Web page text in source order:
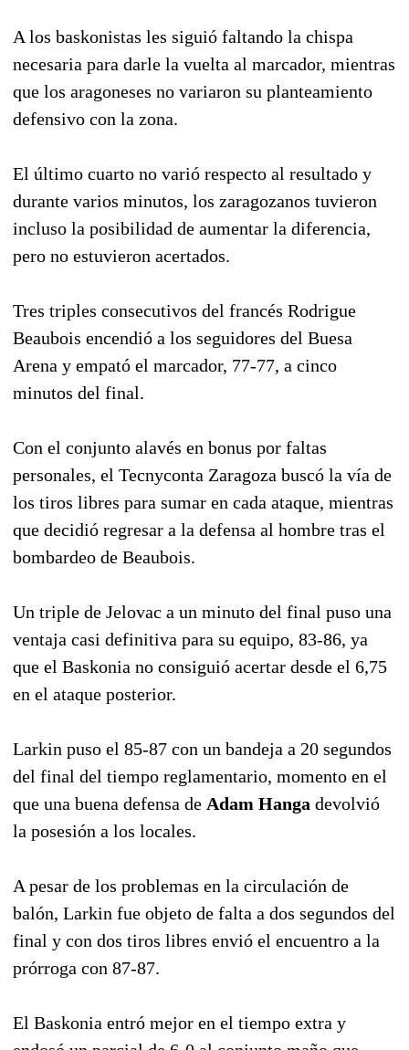
A los baskonistas les siguió faltando la chispa
necesaria para darle la vuelta al marcador, mientras
que los aragoneses no variaron su planteamiento
defensivo con la zona.
El último cuarto no varió respecto al resultado y
durante varios minutos, los zaragozanos tuvieron
incluso la posibilidad de aumentar la diferencia,
pero no estuvieron acertados.
Tres triples consecutivos del francés Rodrigue
Beaubois encendió a los seguidores del Buesa
Arena y empató el marcador, 77-77, a cinco
minutos del final.
Con el conjunto alavés en bonus por faltas
personales, el Tecnyconta Zaragoza buscó la vía de
los tiros libres para sumar en cada ataque, mientras
que decidió regresar a la defensa al hombre tras el
bombardeo de Beaubois.
Un triple de Jelovac a un minuto del final puso una
ventaja casi definitiva para su equipo, 83-86, ya
que el Baskonia no consiguió acertar desde el 6,75
en el ataque posterior.
Larkin puso el 85-87 con un bandeja a 20 segundos
del final del tiempo reglamentario, momento en el
que una buena defensa de Adam Hanga devolvió
la posesión a los locales.
A pesar de los problemas en la circulación de
balón, Larkin fue objeto de falta a dos segundos del
final y con dos tiros libres envió el encuentro a la
prórroga con 87-87.
El Baskonia entró mejor en el tiempo extra y